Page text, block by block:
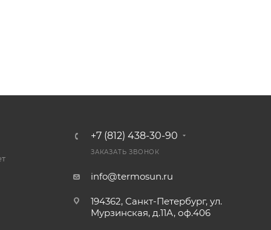
+7 (812) 438-30-90
ЗАКАЗАТЬ ЗВОНОК
info@termosun.ru
194362, Санкт-Петербург, ул.
Мурзинская, д.11А, оф.406